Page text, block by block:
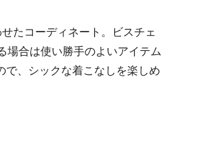
たコーディネート。ビスチェ
場合は使い勝手のよいアイテム
で、シックな着こなしを楽しめ